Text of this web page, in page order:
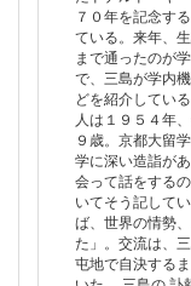
７０年を記念す
ている。来年、
まで通ったのが
で、三島が学内
どを紹介してい
人は１９５４年
９歳。京都大留
学に深い造詣が
会って話をする
いてそう記して
ば、世界の情勢
た」。交流は、
屯地で自決する